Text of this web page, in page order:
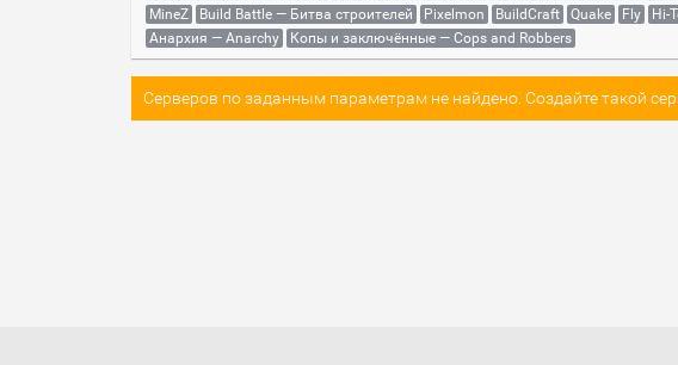
MineZ
Build Battle — Битва строителей Pixelmon BuildCraft Quake Fly Hi-
Анархия — Anarchy
Копы и заключённые — Cops and Robbers
Серверов по заданным параметрам не найдено. Создайте такой